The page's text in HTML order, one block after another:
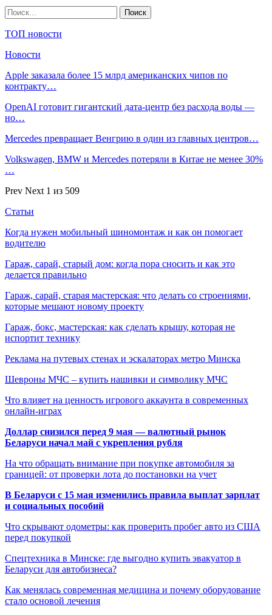
ТОП новости
Новости
Apple заказала более 15 млрд американских чипов по
контракту…
OpenAI готовит гигантский дата-центр без расхода воды —
но…
Mercedes превращает Венгрию в один из главных центров…
Volkswagen, BMW и Mercedes потеряли в Китае не менее 30%
…
Prev Next 1 из 509
Статьи
Когда нужен мобильный шиномонтаж и как он помогает
водителю
Гараж, сарай, старый дом: когда пора сносить и как это
делается правильно
Гараж, сарай, старая мастерская: что делать со строениями,
которые мешают новому проекту
Гараж, бокс, мастерская: как сделать крышу, которая не
испортит технику
Реклама на путевых стенах и эскалаторах метро Минска
Шевроны МЧС – купить нашивки и символику МЧС
Что влияет на ценность игрового аккаунта в современных
онлайн-играх
Доллар снизился перед 9 мая — валютный рынок
Беларуси начал май с укрепления рубля
На что обращать внимание при покупке автомобиля за
границей: от проверки лота до постановки на учет
В Беларуси с 15 мая изменились правила выплат зарплат
и социальных пособий
Что скрывают одометры: как проверить пробег авто из США
перед покупкой
Спецтехника в Минске: где выгодно купить эвакуатор в
Беларуси для автобизнеса?
Как менялась современная медицина и почему оборудование
стало основой лечения